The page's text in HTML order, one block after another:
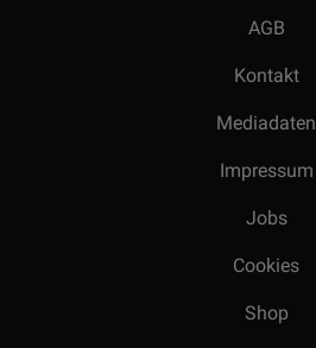
AGB
Kontakt
Mediadaten
Impressum
Jobs
Cookies
Shop